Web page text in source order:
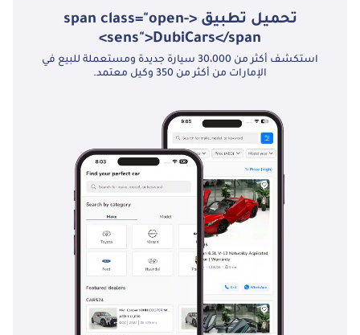
تحميل تطبيق <span class="open-
sens">DubiCars</span>
استكشف أكثر من 30،000 سيارة جديدة ومستعملة للبيع في
الإمارات من أكثر من 350 وكيل معتمد.